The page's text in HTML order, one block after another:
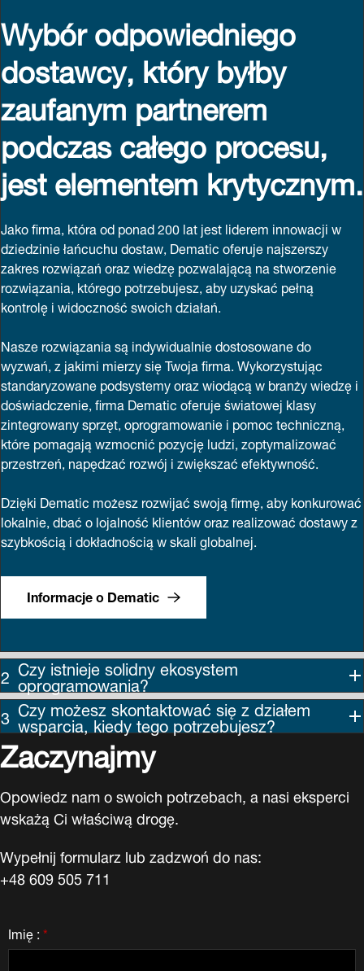
Wybór odpowiedniego
dostawcy, który byłby
zaufanym partnerem
podczas całego procesu,
jest elementem krytycznym.
Jako firma, która od ponad 200 lat jest liderem innowacji w
dziedzinie łańcuchu dostaw, Dematic oferuje najszerszy
zakres rozwiązań oraz wiedzę pozwalającą na stworzenie
rozwiązania, którego potrzebujesz, aby uzyskać pełną
kontrolę i widoczność swoich działań.
Nasze rozwiązania są indywidualnie dostosowane do
wyzwań, z jakimi mierzy się Twoja firma. Wykorzystując
standaryzowane podsystemy oraz wiodącą w branży wiedzę i
doświadczenie, firma Dematic oferuje światowej klasy
zintegrowany sprzęt, oprogramowanie i pomoc techniczną,
które pomagają wzmocnić pozycję ludzi, zoptymalizować
przestrzeń, napędzać rozwój i zwiększać efektywność.
Dzięki Dematic możesz rozwijać swoją firmę, aby konkurować
lokalnie, dbać o lojalność klientów oraz realizować dostawy z
szybkością i dokładnością w skali globalnej.
Informacje o Dematic
Czy istnieje solidny ekosystem
oprogramowania?
Czy możesz skontaktować się z działem
wsparcia, kiedy tego potrzebujesz?
Zaczynajmy
Opowiedz nam o swoich potrzebach, a nasi eksperci
wskażą Ci właściwą drogę.
Wypełnij formularz lub zadzwoń do nas:
+48 609 505 711
*
Imię :